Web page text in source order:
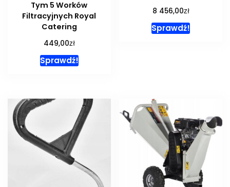
Tym 5 Worków
Filtracyjnych Royal
Catering
449,00zł
Sprawdź!
8 456,00zł
Sprawdź!